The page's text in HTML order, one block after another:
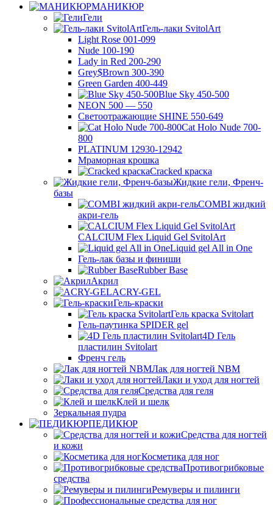
МАНИКЮР
Гели
Гель-лаки SvitolArt
Light Rose 001-099
Nude 100-190
Lady in Red 200-290
Grey$Brown 300-390
Green Garden 400-449
Blue Sky 450-500
NEON 500 — 550
Светоотражающие SHINE 550-649
Cat Holo Nude 700-
800
PLATINUM 12930-12942
Мраморная крошка
Cracked краска
Жидкие гели, Френч-
базы
COMBI жидкий
акри-гель
CALCIUM Flex Liquid Gel SvitolArt
Liquid gel All in One
Гель-лак базы и финиши
Rubber Base
Акрил
ACRY-GEL
Гель-краски
Гель краска Svitolart
Гель-паутинка SPIDER gel
4D Гель
пластилин Svitolart
Френч гель
Лак для ногтей NBM
Лаки и уход для ногтей
Средства для геля
Клей и шелк
Зеркальная пудра
ПЕДИКЮР
Средства для ногтей
и кожи
Косметика для ног
Противогрибковые
средства
Ремуверы и пилинги